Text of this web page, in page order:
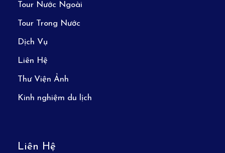
Tour Nước Ngoài
Tour Trong Nước
Dịch Vụ
Liên Hệ
Thư Viện Ảnh
Kinh nghiệm du lịch
Liên Hệ